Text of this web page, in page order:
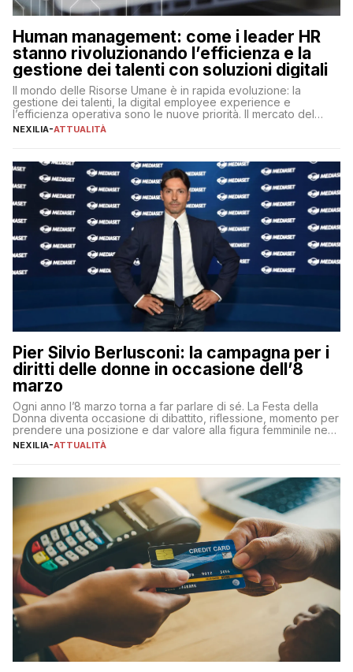
Human management: come i leader HR
stanno rivoluzionando l’efficienza e la
gestione dei talenti con soluzioni digitali
Il mondo delle Risorse Umane è in rapida evoluzione: la
gestione dei talenti, la digital employee experience e
l’efficienza operativa sono le nuove priorità. Il mercato del
lavoro, d’altra parte, è sempre più competitivo con una lotta
NEXILIA-ATTUALITÀ
Pier Silvio Berlusconi: la campagna per i
diritti delle donne in occasione dell’8
marzo
Ogni anno l’8 marzo torna a far parlare di sé. La Festa della
Donna diventa occasione di dibattito, riflessione, momento per
prendere una posizione e dar valore alla figura femminile nella
sua complessità e crucialità. A lanciare un messaggio “forte e
NEXILIA-ATTUALITÀ